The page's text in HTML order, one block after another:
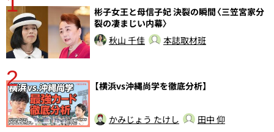
彬子女王と母信子妃 決裂の瞬間〈三笠宮家分
裂の凄まじい内幕〉
秋山 千佳
本誌取材班
2 【横浜vs沖縄尚学を徹底分析】
かみじょう たけし 田中 仰